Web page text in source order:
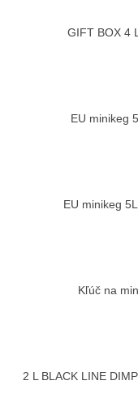
GIFT BOX 4
EU minikeg
EU minikeg
Kľúč na
2 L BLACK LINE